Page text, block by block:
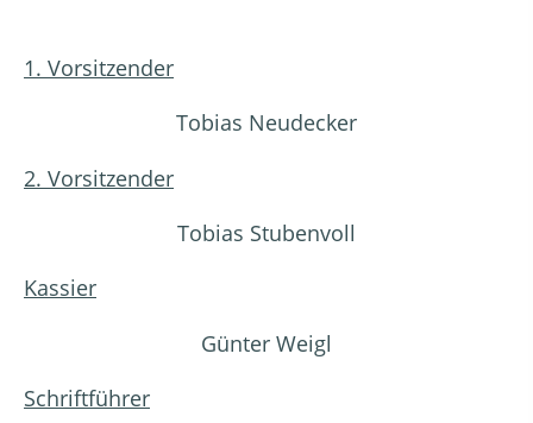
1. Vorsitzender
Tobias Neudecker
2. Vorsitzender
Tobias Stubenvoll
Kassier
Günter Weigl
Schriftführer